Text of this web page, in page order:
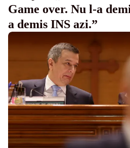
Game over. Nu l-a
a demis INS azi.”